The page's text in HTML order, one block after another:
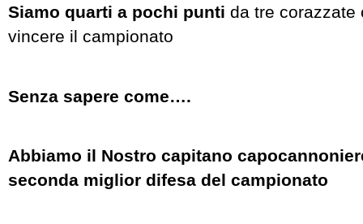
Siamo quarti a pochi punti da tre corazzate
vincere il campionato
Senza sapere come….
Abbiamo il Nostro capitano
seconda miglior difesa del campionato